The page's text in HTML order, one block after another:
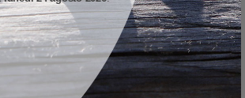
MODELLO ED OPZIONI